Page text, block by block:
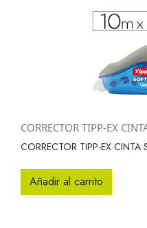
CORRECTOR TIPP-EX
CORRECTOR TIPP-EX
Añadir al carrito